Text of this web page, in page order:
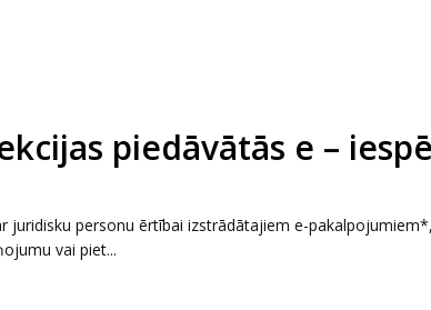
piedāvātās e –
juridisku personu ērtībai izstrādātajiem e-
vai piet...